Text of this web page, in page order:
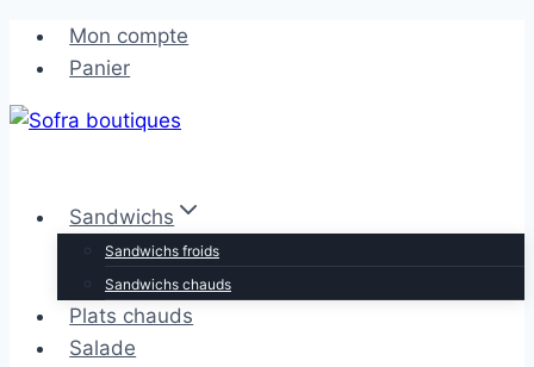
Aller
contenu
Mon compte
Panier
Sandwichs
Sandwichs froids
Sandwichs chauds
Plats chauds
Salade